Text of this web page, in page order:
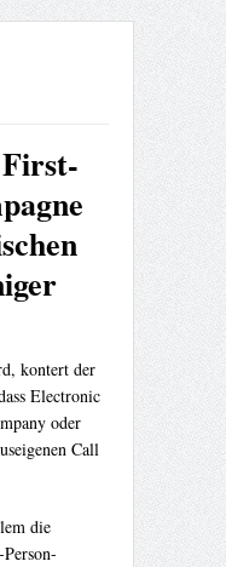
kontert der
Electronic
oder
Call
die